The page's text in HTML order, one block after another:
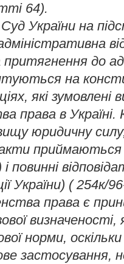
64).
України на
притягнення до
на
які зумовлені
права в
юридичну
приймаються
повинні
України) ( 254к/
права є
визначеності,
норми,
застосування,